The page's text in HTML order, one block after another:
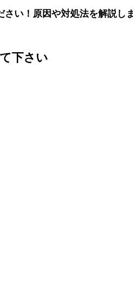
い！原因や対処法を解説し
下さい